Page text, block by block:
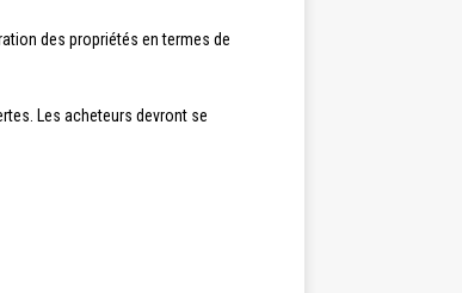
des propriétés en termes de
Les acheteurs devront se